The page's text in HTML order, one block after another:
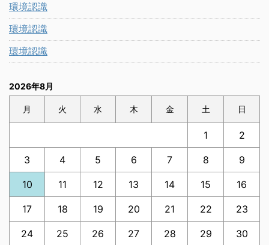
環境認識
環境認識
環境認識
2026年8月
月 火 水 木 金 土 日
1 2
3 4 5 6 7 8 9
10 11 12 13 14 15 16
17 18 19 20 21 22 23
24 25 26 27 28 29 30